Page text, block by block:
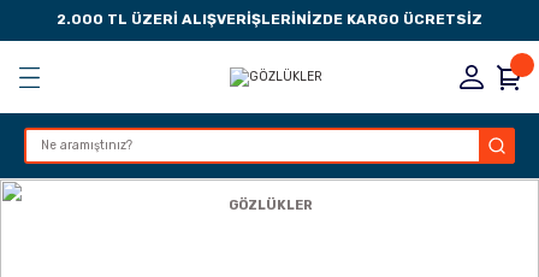
2.000 TL ÜZERİ ALIŞVERİŞLERİNİZDE KARGO ÜCRETSİZ
Geri Dön
Geri Dön
Geri Dön
Geri Dön
Anasayfa GÖZLÜKLER